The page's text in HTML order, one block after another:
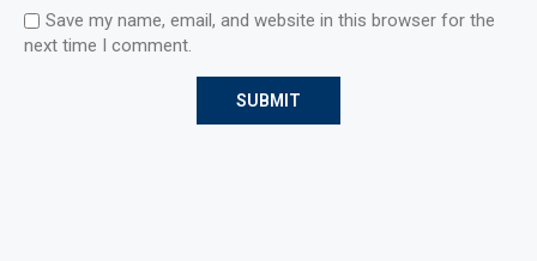
Save my name, email, and website in this browser for the
next time I comment.